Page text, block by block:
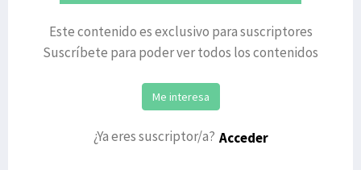
Este contenido es exclusivo para suscriptores
Suscríbete para poder ver todos los contenidos
Me interesa
¿Ya eres suscriptor/a? Acceder